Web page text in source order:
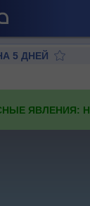
5 ДНЕЙ
ЯВЛЕНИЯ: